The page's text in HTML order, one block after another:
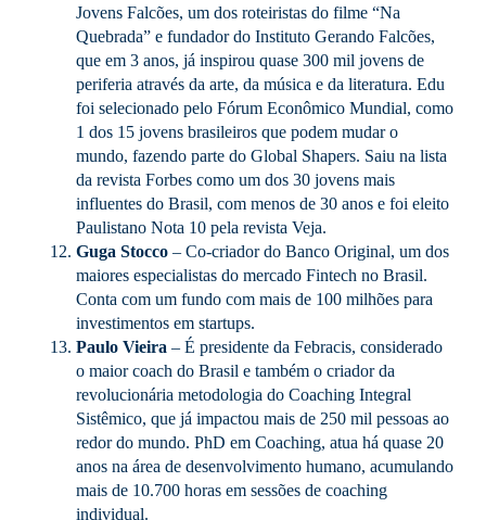
Jovens Falcões, um dos roteiristas do filme “Na
Quebrada” e fundador do Instituto Gerando Falcões,
que em 3 anos, já inspirou quase 300 mil jovens de
periferia através da arte, da música e da literatura. Edu
foi selecionado pelo Fórum Econômico Mundial, como
1 dos 15 jovens brasileiros que podem mudar o
mundo, fazendo parte do Global Shapers. Saiu na lista
da revista Forbes como um dos 30 jovens mais
influentes do Brasil, com menos de 30 anos e foi eleito
Paulistano Nota 10 pela revista Veja.
Guga Stocco – Co-criador do Banco Original, um dos
maiores especialistas do mercado Fintech no Brasil.
Conta com um fundo com mais de 100 milhões para
investimentos em startups.
Paulo Vieira – É presidente da Febracis, considerado
o maior coach do Brasil e também o criador da
revolucionária metodologia do Coaching Integral
Sistêmico, que já impactou mais de 250 mil pessoas ao
redor do mundo. PhD em Coaching, atua há quase 20
anos na área de desenvolvimento humano, acumulando
mais de 10.700 horas em sessões de coaching
individual.